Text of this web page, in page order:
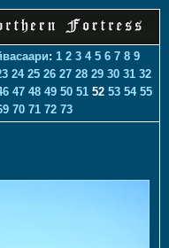
: 1 2 3 4 5 6 7 8 9
24 25 26 27 28 29 30 31 32
47 48 49 50 51 52 53 54 55
70 71 72 73